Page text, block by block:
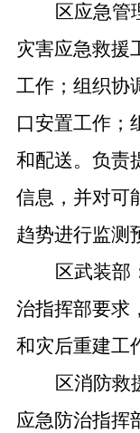
区应急管
灾害应急救援
工作；组织协
口安置工作；
和配送。负责
信息，并对可
趋势进行监测
区武装部
治指挥部要求
和灾后重建工
区消防救
应急防治指挥